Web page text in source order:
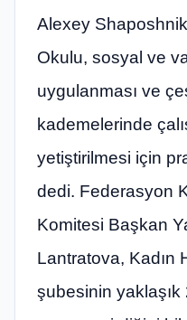
Alexey
Okulu, sosyal ve
uygulanması ve
kademelerinde
yetiştirilmesi için
dedi. Federasyon
Komitesi Başkan
Lantratova, Kadın
şubesinin